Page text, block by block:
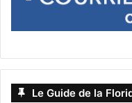
18, 2019
Le Guide de la